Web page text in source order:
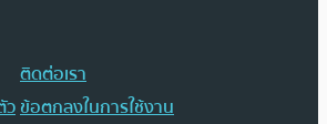
ติดต่อเรา
วข้อตกลงในการใช้งาน